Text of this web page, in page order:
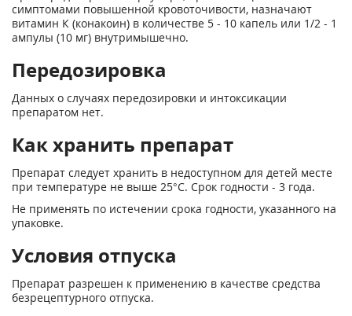
симптомами повышенной кровоточивости, назначают
витамин К (конакоин) в количестве 5 - 10 капель или 1/2 - 1
ампулы (10 мг) внутримышечно.
Передозировка
Данных о случаях передозировки и интоксикации
препаратом нет.
Как хранить препарат
Препарат следует хранить в недоступном для детей месте
при температуре не выше 25°С. Срок годности - 3 года.
Не применять по истечении срока годности, указанного на
упаковке.
Условия отпуска
Препарат разрешен к применению в качестве средства
безрецептурного отпуска.